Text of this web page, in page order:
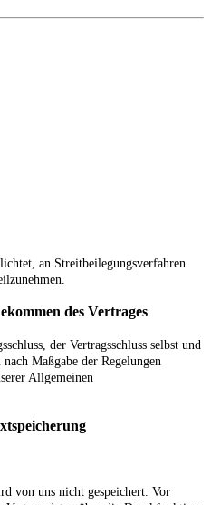
an Streitbeilegungsverfahren
des Vertrages
der Vertragsschluss selbst und
Maßgabe der Regelungen
Allgemeinen
von uns nicht gespeichert. Vor